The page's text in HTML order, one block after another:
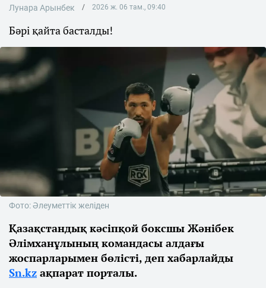
Лунара Арынбек 2026 ж. 06 там., 09:40
Бәрі қайта басталды!
Фото: Әлеуметтік желіден
Қазақстандық кәсіпқой боксшы Жәнібек
Әлімханұлының командасы алдағы
жоспарларымен бөлісті, деп хабарлайды
Sn.kz ақпарат порталы.